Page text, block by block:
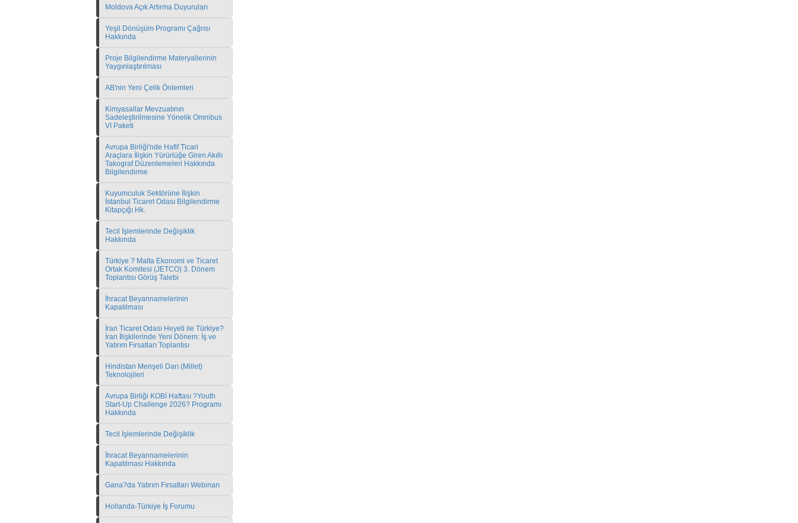
Moldova Açık Artırma Duyuruları
Yeşil Dönüşüm Programı Çağrısı
Hakkında
Proje Bilgilendirme Materyallerinin
Yaygınlaştırılması
AB'nin Yeni Çelik Önlemleri
Kimyasallar Mevzuatının
Sadeleştirilmesine Yönelik Omnibus
VI Paketi
Avrupa Birliği'nde Hafif Ticari
Araçlara İlişkin Yürürlüğe Giren Akıllı
Takograf Düzenlemeleri Hakkında
Bilgilendirme
Kuyumculuk Sektörüne İlişkin
İstanbul Ticaret Odası Bilgilendirme
Kitapçığı Hk.
Tecil İşlemlerinde Değişiklik
Hakkında
Türkiye ? Malta Ekonomi ve Ticaret
Ortak Komitesi (JETCO) 3. Dönem
Toplantısı Görüş Talebi
İhracat Beyannamelerinin
Kapatılması
İran Ticaret Odası Heyeti ile Türkiye?
İran İlişkilerinde Yeni Dönem: İş ve
Yatırım Fırsatları Toplantısı
Hindistan Menşeli Darı (Millet)
Teknolojileri
Avrupa Birliği KOBİ Haftası ?Youth
Start-Up Challenge 2026? Programı
Hakkında
Tecil İşlemlerinde Değişiklik
İhracat Beyannamelerinin
Kapatılması Hakkında
Gana?da Yatırım Fırsatları Webinarı
Hollanda-Türkiye İş Forumu